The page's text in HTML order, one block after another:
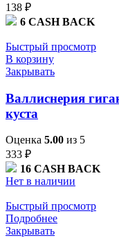
138 ₽
6 CASH BACK
Быстрый просмотр
В корзину
Закрывать
Валлиснерия
куста
Оценка 5.00 из 5
333 ₽
16 CASH BACK
Нет в наличии
Быстрый просмотр
Подробнее
Закрывать